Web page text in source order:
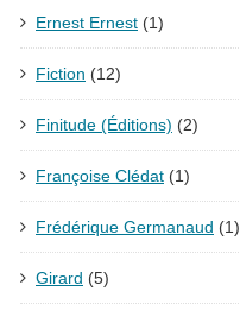
Ernest Ernest (1)
Fiction (12)
Finitude (Éditions) (2)
Françoise Clédat (1)
Frédérique Germanaud (1)
Girard (5)